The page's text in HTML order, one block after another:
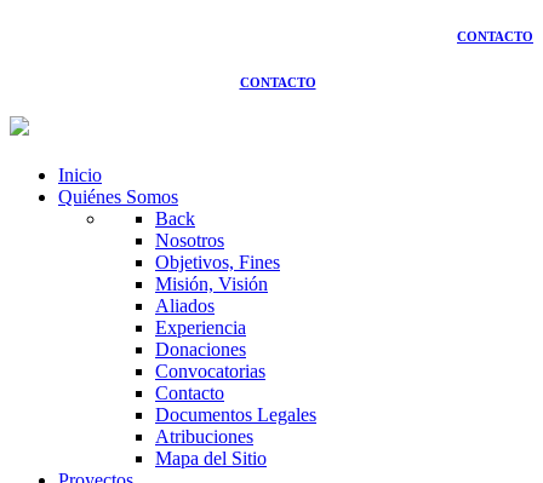
CONTACTO
CONTACTO
Inicio
Quiénes Somos
Back
Nosotros
Objetivos, Fines
Misión, Visión
Aliados
Experiencia
Donaciones
Convocatorias
Contacto
Documentos Legales
Atribuciones
Mapa del Sitio